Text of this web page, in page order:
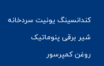
کندانسینگ یونیت سردخانه
شیر برقی پنوماتیک
روغن کمپرسور